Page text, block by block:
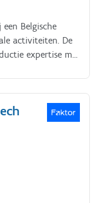
Belgische
activiteiten. De
expertise met